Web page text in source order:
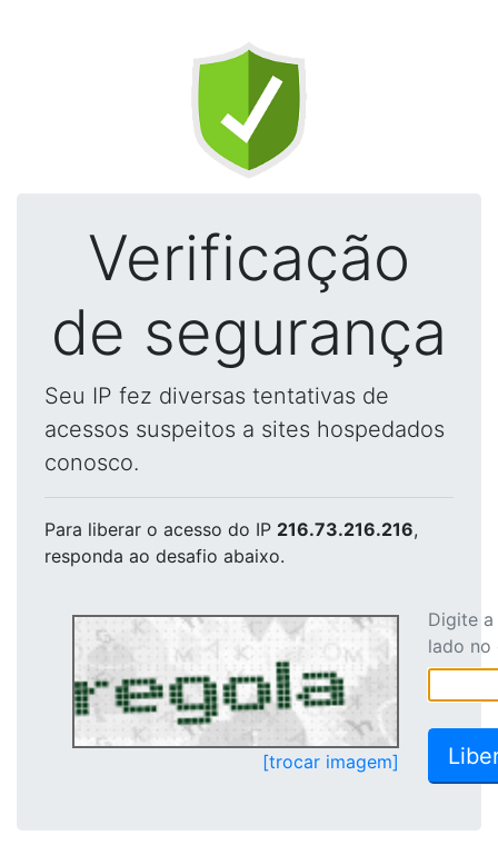
Verificação
de segurança
Seu IP fez diversas tentativas de
acessos suspeitos a sites hospedados
conosco.
Para liberar o acesso do IP 216.73.216.216,
responda ao desafio abaixo.
[trocar imagem]
Digite
lado no